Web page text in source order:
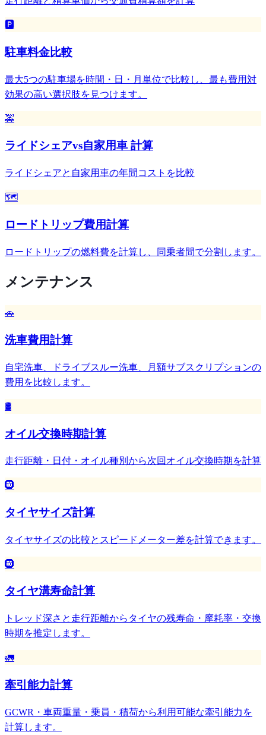
🅿️
駐車料金比較
最大5つの駐車場を時間・日・月単位で比較し、最も費用対
効果の高い選択肢を見つけます。
🚕
ライドシェアvs自家用車 計算
ライドシェアと自家用車の年間コストを比較
🗺️
ロードトリップ費用計算
ロードトリップの燃料費を計算し、同乗者間で分割します。
メンテナンス
🚗
洗車費用計算
自宅洗車、ドライブスルー洗車、月額サブスクリプションの
費用を比較します。
🛢️
オイル交換時期計算
走行距離・日付・オイル種別から次回オイル交換時期を計算
🛞
タイヤサイズ計算
タイヤサイズの比較とスピードメーター差を計算できます。
🛞
タイヤ溝寿命計算
トレッド深さと走行距離からタイヤの残寿命・摩耗率・交換
時期を推定します。
🚛
牽引能力計算
GCWR・車両重量・乗員・積荷から利用可能な牽引能力を
計算します。